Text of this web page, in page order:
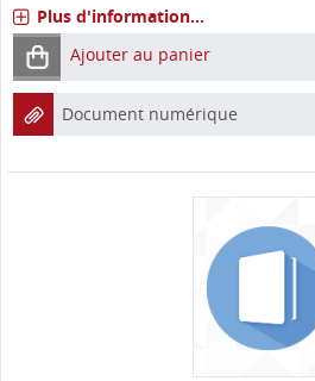
Plus d'information...
Ajouter au panier
Document numérique